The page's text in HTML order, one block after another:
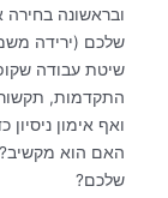
ובראשונה בחירה
שלכם (ירידה
שיטת עבודה
התקדמות,
ואף אימון
האם הוא
שלכם?